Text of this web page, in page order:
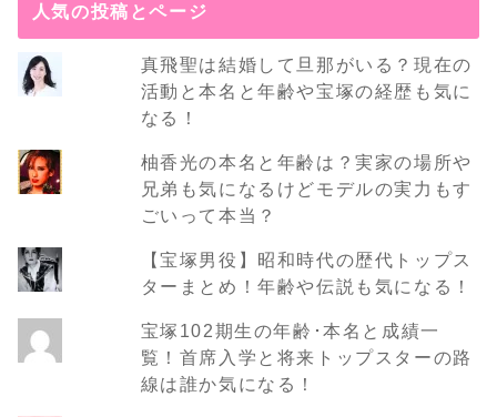
人気の投稿とページ
真飛聖は結婚して旦那がいる？現在の
活動と本名と年齢や宝塚の経歴も気に
なる！
柚香光の本名と年齢は？実家の場所や
兄弟も気になるけどモデルの実力もす
ごいって本当？
【宝塚男役】昭和時代の歴代トップス
ターまとめ！年齢や伝説も気になる！
宝塚102期生の年齢･本名と成績一
覧！首席入学と将来トップスターの路
線は誰か気になる！